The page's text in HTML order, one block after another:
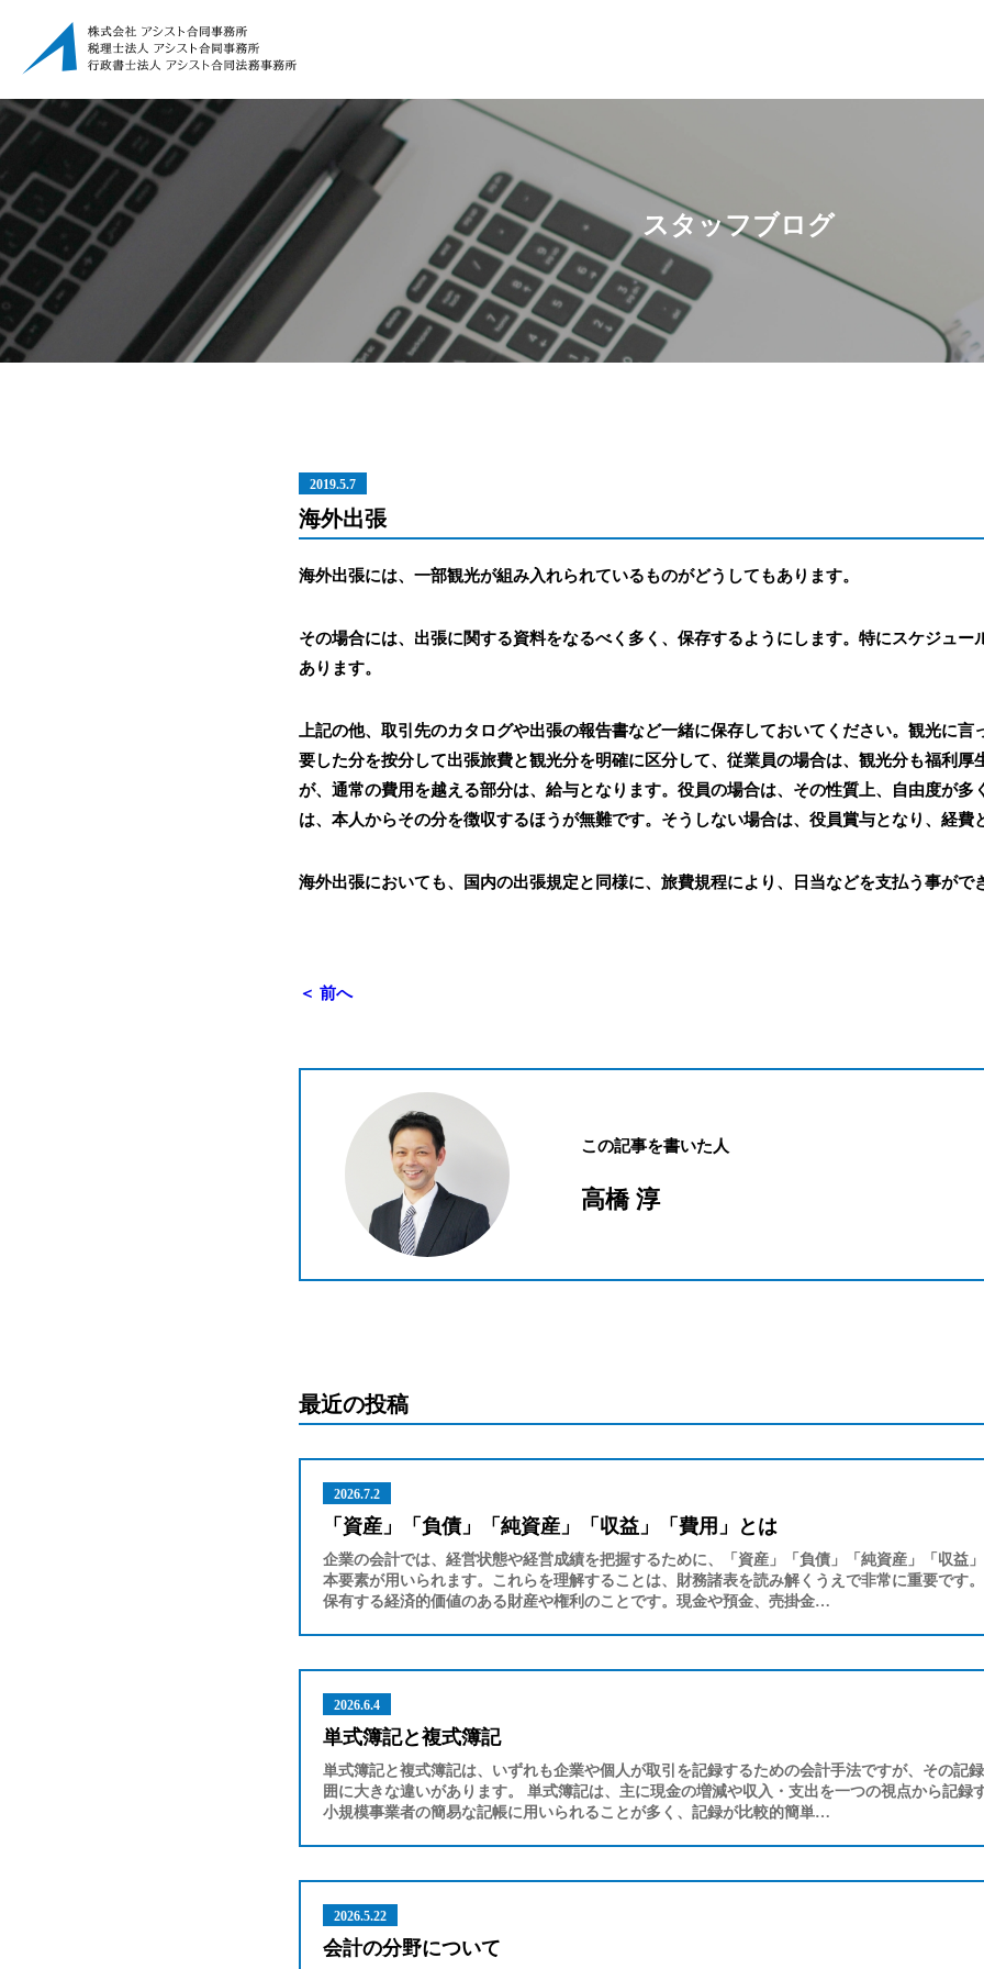
スタッフブログ
2019.5.7
海外出張
海外出張には、一部観光が組み入れられているものがどうしてもあります。
その場合には、出張に関する資料をなるべく多く、保存するようにします。特にスケジュー
あります。
上記の他、取引先のカタログや出張の報告書など一緒に保存しておいてください。観光に言
要した分を按分して出張旅費と観光分を明確に区分して、従業員の場合は、観光分も福利厚
が、通常の費用を越える部分は、給与となります。役員の場合は、その性質上、自由度が多
は、本人からその分を徴収するほうが無難です。そうしない場合は、役員賞与となり、経費
海外出張においても、国内の出張規定と同様に、旅費規程により、日当などを支払う事がで
＜ 前へ
この記事を書いた人
高橋 淳
最近の投稿
2026.7.2
「資産」「負債」「純資産」「収益」「費用」とは
企業の会計では、経営状態や経営成績を把握するために、「資産」「負債」「純資産」「収益
本要素が用いられます。これらを理解することは、財務諸表を読み解くうえで非常に重要です
保有する経済的価値のある財産や権利のことです。現金や預金、売掛金…
2026.6.4
単式簿記と複式簿記
単式簿記と複式簿記は、いずれも企業や個人が取引を記録するための会計手法ですが、その記
囲に大きな違いがあります。 単式簿記は、主に現金の増減や収入・支出を一つの視点から記録
小規模事業者の簡易な記帳に用いられることが多く、記録が比較的簡単…
2026.5.22
会計の分野について